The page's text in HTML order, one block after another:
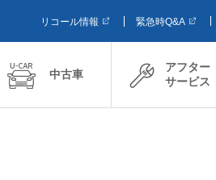
リコール情報 緊急時Q&A
中古車
アフター
サービス